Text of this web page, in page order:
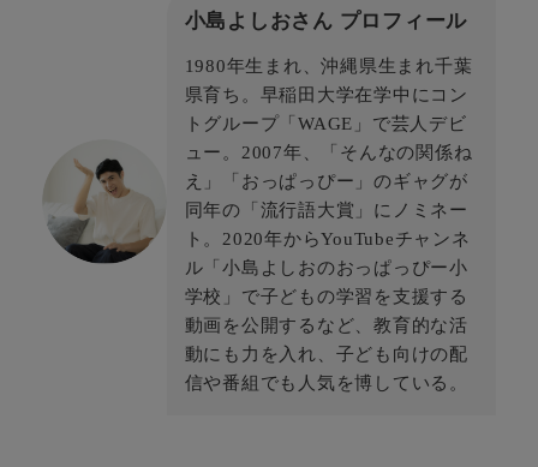
小島よしおさん プロフィール
1980年生まれ、沖縄県生まれ千葉
県育ち。早稲田大学在学中にコン
トグループ「WAGE」で芸人デビ
ュー。2007年、「そんなの関係ね
え」「おっぱっぴー」のギャグが
同年の「流行語大賞」にノミネー
ト。2020年からYouTubeチャンネ
ル「小島よしおのおっぱっぴー小
学校」で子どもの学習を支援する
動画を公開するなど、教育的な活
動にも力を入れ、子ども向けの配
信や番組でも人気を博している。